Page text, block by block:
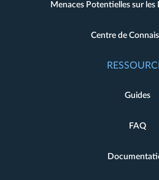
Menaces Potentielles sur les
Centre de
Guides
FAQ